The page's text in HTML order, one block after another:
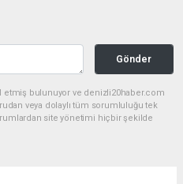
Gönder
etmiş bulunuyor ve denizli20haber.com
veya dolaylı tüm sorumluluğu tek
site yönetimi hiçbir şekilde